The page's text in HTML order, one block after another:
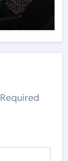
Required